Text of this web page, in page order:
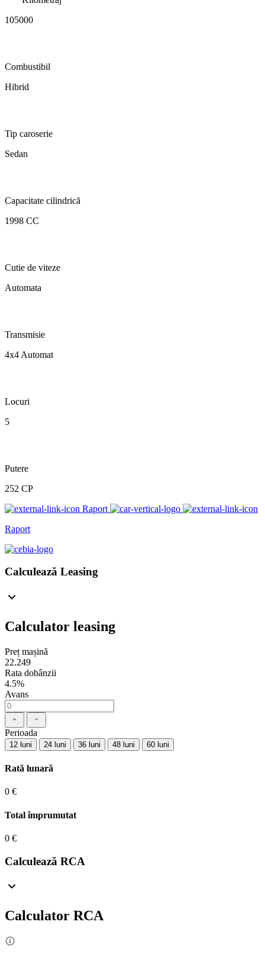
105000
Combustibil
Hibrid
Tip caroserie
Sedan
Capacitate cilindrică
1998 CC
Cutie de viteze
Automata
Transmisie
4x4 Automat
Locuri
5
Putere
252 CP
Raport
Raport
Calculează Leasing
Calculator leasing
Preț mașină
22.249
Rata dobânzii
4.5%
Avans
Perioada
12 luni 24 luni 36 luni 48 luni 60 luni
Rată lunară
0 €
Total împrumutat
0 €
Calculează RCA
Calculator RCA